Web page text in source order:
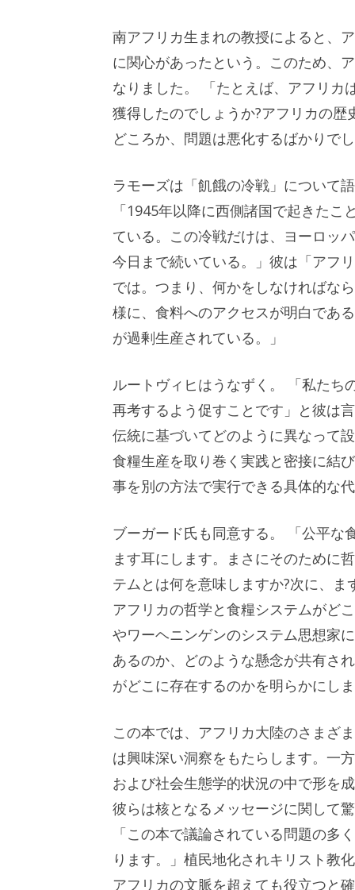
南アフリカ生まれの教授によると、
に関心があったという。このため、
なりました。 「たとえば、アフリカ
獲得したのでしょうか?アフリカの
どころか、問題は悪化するばかりでし
ラモーズは「飢餓の冷戦」について
「1945年以降に西側諸国で起きた
ている。この冷戦だけは、ヨーロッ
今日まで続いている。」彼は「アフ
では。つまり、何かをしなければな
様に、食料へのアクセスが明白であ
が過剰生産されている。」
ルートヴィヒはうなずく。 「私たち
再考するよう促すことです」と彼は
伝統に基づいてどのように異なって
食糧生産を取り巻く実践と密接に結
事を別の方法で実行できる具体的な
ブーガード氏も同意する。 「公平な
ます耳にします。まさにそのために
テムとは何を意味しますか?次に、ま
アフリカの哲学と食糧システムがど
やワーヘニンゲンのシステム思想家
あるのか​​、どのような懸念が共有さ
がどこに存在するのかを明らかにしま
この本では、アフリカ大陸のさまざ
は興味深い洞察をもたらします。一
および社会生態学的状況の中で形を
彼らは核となるメッセージに関して
「この本で議論されている問題の多
ります。」植民地化されキリスト教
アフリカの文脈を超えても役立つと